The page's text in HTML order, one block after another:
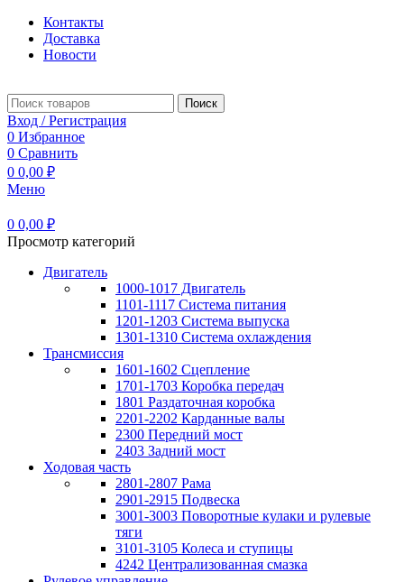
Контакты
Доставка
Новости
Поиск
Вход / Регистрация
0 Избранное
0 Сравнить
0 0,00 ₽
Меню
0 0,00 ₽
Просмотр категорий
Двигатель
1000-1017 Двигатель
1101-1117 Система питания
1201-1203 Система выпуска
1301-1310 Система охлаждения
Трансмиссия
1601-1602 Сцепление
1701-1703 Коробка передач
1801 Раздаточная коробка
2201-2202 Карданные валы
2300 Передний мост
2403 Задний мост
Ходовая часть
2801-2807 Рама
2901-2915 Подвеска
3001-3003 Поворотные кулаки и рулевые
тяги
3101-3105 Колеса и ступицы
4242 Централизованная смазка